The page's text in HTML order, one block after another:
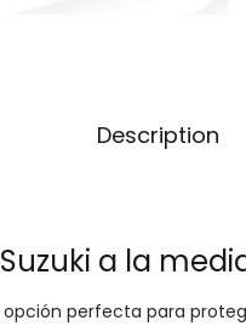
Description
a la
opción perfecta para